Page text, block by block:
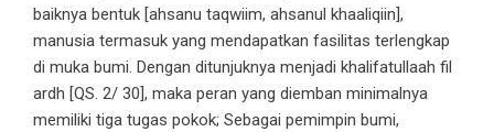
baiknya bentuk [ahsanu taqwiim, ahsanul khaaliqiin],
manusia termasuk yang mendapatkan fasilitas terlengkap
di muka bumi. Dengan ditunjuknya menjadi khalifatullaah fil
ardh [QS. 2/ 30], maka peran yang diemban minimalnya
memiliki tiga tugas pokok; Sebagai pemimpin bumi,